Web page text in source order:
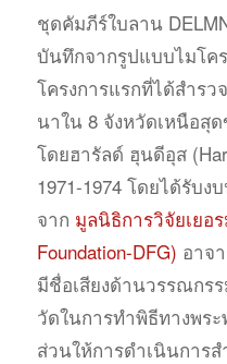
ชุดคัมภีร์ใบลาน
บันทึกจากรูปแบบไมโค
โครงการแรกที่ได้สำร
นาใน 8 จังหวัดเหนือสุ
โดยฮารัลด์ ฮุนดีอุส
1971-1974 โดยได้รับ
จาก มูลนิธิการวิจัยเยอ
Foundation-DFG) อาจ
มีชื่อเสียงด้านวรรณกร
วัดในการทำพิธีทางพร
ส่วนให้การดำเนินการ